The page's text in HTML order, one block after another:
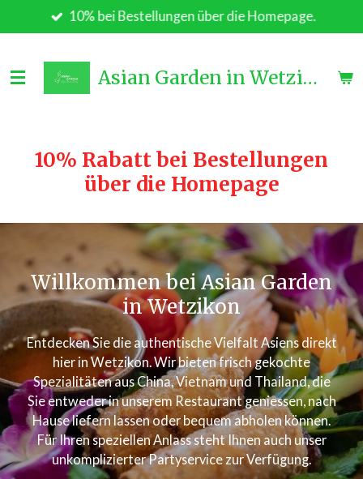
Hauptinhalt
10% bei Bestellungen über die Homepage.
Asian Garden in Wetzikon
10% Rabatt bei Bestellungen
über die Homepage
Willkommen bei Asian Garden
in Wetzikon
Entdecken Sie die authentische Vielfalt Asiens direkt
hier in Wetzikon. Wir bieten frisch gekochte
Spezialitäten aus China, Vietnam und Thailand, die
Sie entweder in unserem Restaurant geniessen, nach
Hause liefern lassen oder bequem abholen können.
Für Ihren speziellen Anlass steht Ihnen auch unser
unkomplizierter Partyservice zur Verfügung.